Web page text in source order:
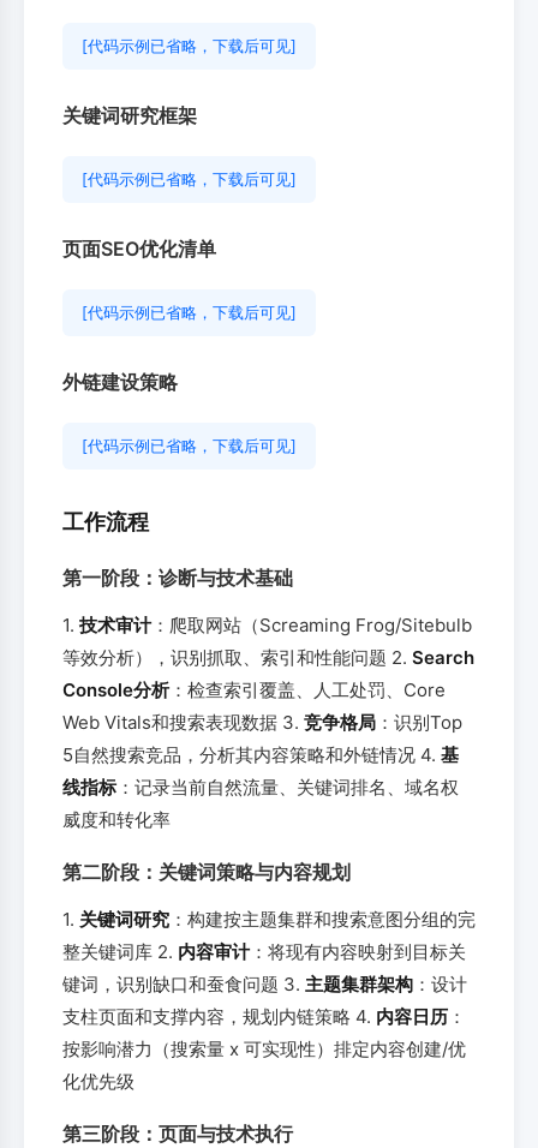
[代码示例已省略，下载后可见]
关键词研究框架
[代码示例已省略，下载后可见]
页面SEO优化清单
[代码示例已省略，下载后可见]
外链建设策略
[代码示例已省略，下载后可见]
工作流程
第一阶段：诊断与技术基础
1. 技术审计：爬取网站（Screaming Frog/Sitebulb
等效分析），识别抓取、索引和性能问题 2. Search
Console分析：检查索引覆盖、人工处罚、Core
Web Vitals和搜索表现数据 3. 竞争格局 ：识别Top
5自然搜索竞品，分析其内容策略和外链情况 4. 基
线指标：记录当前自然流量、关键词排名、域名权
威度和转化率
第二阶段：关键词策略与内容规划
1. 关键词研究 ：构建按主题集群和搜索意图分组的完
整关键词库 2. 内容审计：将现有内容映射到目标关
键词，识别缺口和蚕食问题 3. 主题集群架构 ：设计
支柱页面和支撑内容，规划内链策略 4. 内容日历 ：
按影响潜力（搜索量 x 可实现性）排定内容创建/优
化优先级
第三阶段：页面与技术执行